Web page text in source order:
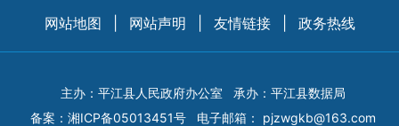
网站地图 网站声明 友情链接 政务热线
主办：平江县人民政府办公室
承办：平江县数据局
备案： 湘ICP备05013451号 电子邮箱： pjzwgkb@163.com